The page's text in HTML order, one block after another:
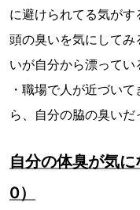
に避けられてる気が
頭の臭いを気にして
いが自分から漂って
・職場で人が近づい
ら、自分の脇の臭いだ
自分の体臭が気
0）